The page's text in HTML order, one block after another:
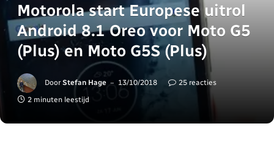
Motorola start Europese uitrol
Android 8.1 Oreo voor Moto G5
(Plus) en Moto G5S (Plus)
Door Stefan Hage 13/10/2018
25 reacties
2 minuten leestijd